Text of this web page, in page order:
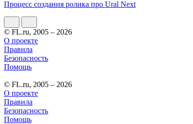
Процесс создания ролика про Ural Next
© FL.ru, 2005 – 2026
О проекте
Правила
Безопасность
Помощь
© FL.ru, 2005 – 2026
О проекте
Правила
Безопасность
Помощь